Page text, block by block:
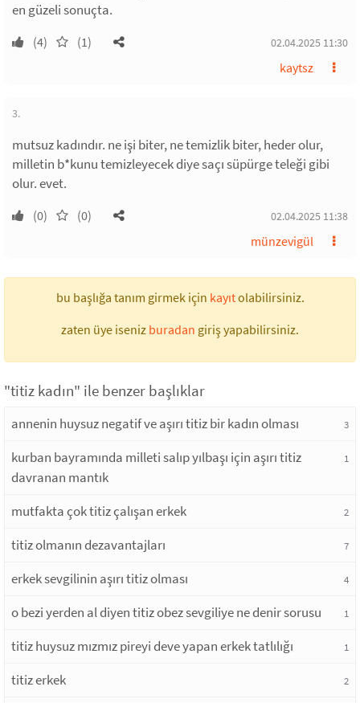
en güzeli sonuçta.
(4) (1) 02.04.2025 11:30
kaytsz
3.
mutsuz kadındır. ne işi biter, ne temizlik biter, heder olur,
milletin b*kunu temizleyecek diye saçı süpürge teleği gibi
olur. evet.
(0) (0) 02.04.2025 11:38
münzevigül
bu başlığa tanım girmek için kayıtolabilirsiniz.
zaten üye iseniz buradan giriş yapabilirsiniz.
"titiz kadın" ile benzer başlıklar
annenin huysuz negatif ve aşırı titiz bir kadın olması 3
kurban bayramında milleti salıp yılbaşı için aşırı titiz
davranan mantık
1
mutfakta çok titiz çalışan erkek 2
titiz olmanın dezavantajları 7
erkek sevgilinin aşırı titiz olması 4
o bezi yerden al diyen titiz obez sevgiliye ne denir sorusu 1
titiz huysuz mızmız pireyi deve yapan erkek tatlılığı 1
titiz erkek 2